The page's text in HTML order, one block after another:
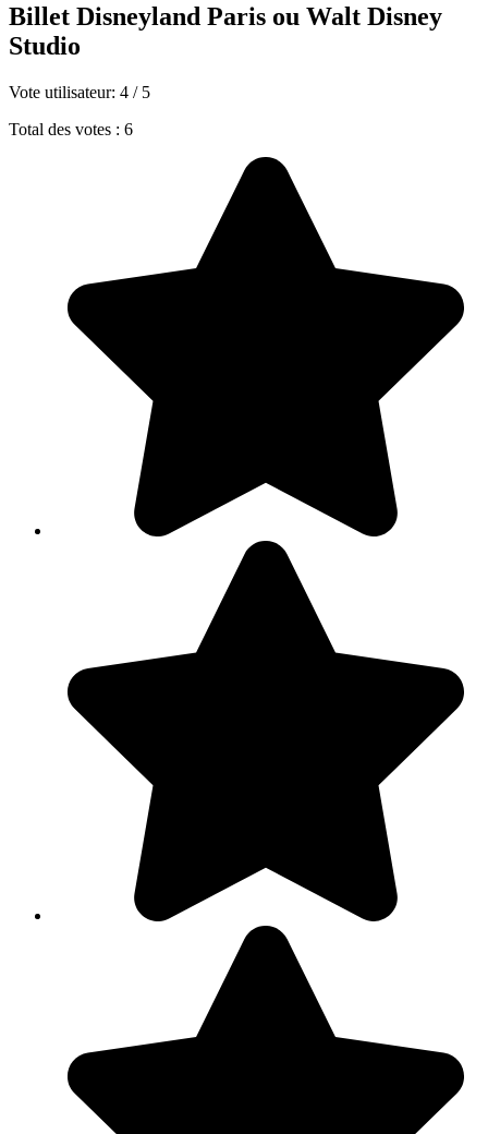
Billet Disneyland Paris ou Walt Disney
Studio
Vote utilisateur: 4 / 5
Total des votes : 6